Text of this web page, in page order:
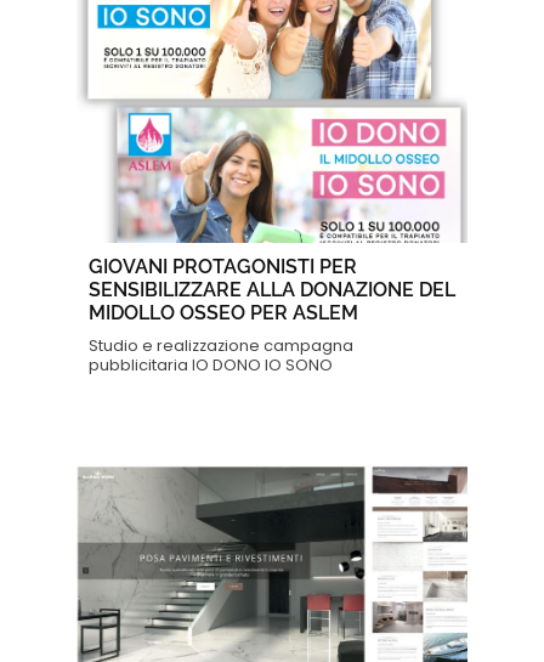
GIOVANI PROTAGONISTI PER
SENSIBILIZZARE ALLA DONAZIONE DEL
MIDOLLO OSSEO PER ASLEM
Studio e realizzazione campagna
pubblicitaria IO DONO IO SONO